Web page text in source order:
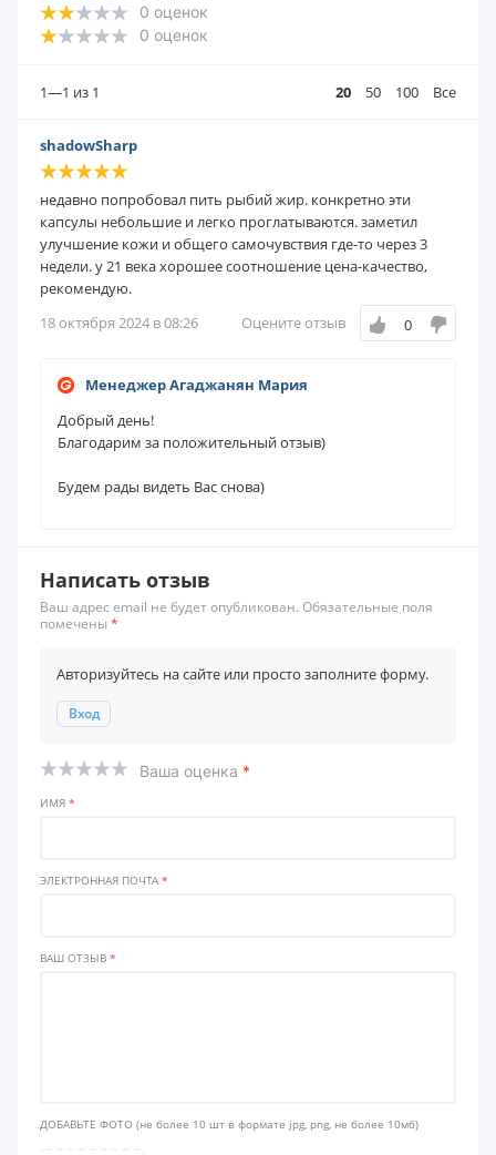
0 оценок
0 оценок
1—1 из 1 20 50 100 Все
shadowSharp
недавно попробовал пить рыбий жир. конкретно эти
капсулы небольшие и легко проглатываются. заметил
улучшение кожи и общего самочувствия где-то через 3
недели. у 21 века хорошее соотношение цена-качество,
рекомендую.
18 октября 2024 в 08:26
Оцените отзыв 0
Менеджер Агаджанян Мария
Добрый день!
Благодарим за положительный отзыв)
Будем рады видеть Вас снова)
Написать отзыв
Ваш адрес email не будет опубликован. Обязательные поля
помечены *
Авторизуйтесь на сайте или просто заполните форму.
Вход
Ваша оценка *
ИМЯ *
ЭЛЕКТРОННАЯ ПОЧТА *
ВАШ ОТЗЫВ *
ДОБАВЬТЕ ФОТО (не более 10 шт в формате jpg, png, не более 10мб)